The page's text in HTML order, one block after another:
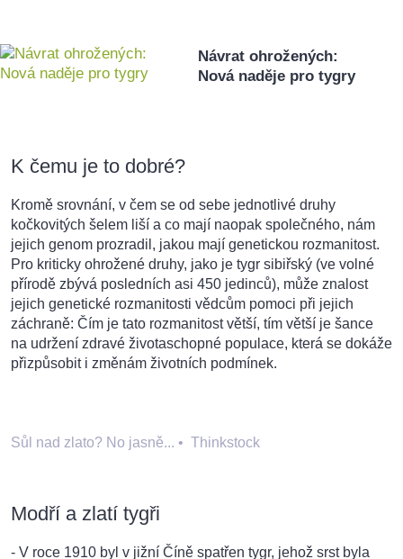
Návrat ohrožených:
Nová naděje pro tygry
K čemu je to dobré?
Kromě srovnání, v čem se od sebe jednotlivé druhy
kočkovitých šelem liší a co mají naopak společného, nám
jejich genom prozradil, jakou mají genetickou rozmanitost.
Pro kriticky ohrožené druhy, jako je tygr sibiřský (ve volné
přírodě zbývá posledních asi 450 jedinců), může znalost
jejich genetické rozmanitosti vědcům pomoci při jejich
záchraně: Čím je tato rozmanitost větší, tím větší je šance
na udržení zdravé životaschopné populace, která se dokáže
přizpůsobit i změnám životních podmínek.
Sůl nad zlato? No jasně... • Thinkstock
Modří a zlatí tygři
- V roce 1910 byl v jižní Číně spatřen tygr, jehož srst byla